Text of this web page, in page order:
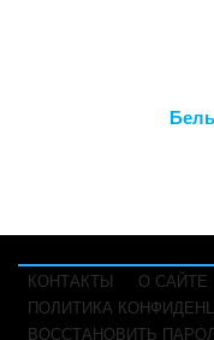
КОНТАКТЫ
О САЙТЕ
ПОЛИТИКА
ВОССТАНОВИТЬ